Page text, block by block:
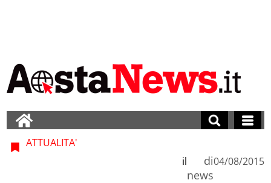
ATTUALITA'
di
news
il 04/08/2015